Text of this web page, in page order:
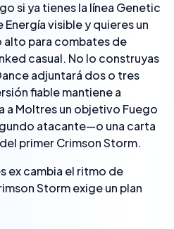
si ya tienes la línea Genetic
visible y quieres un
alto para combates de
casual. No lo construyas
adjuntará dos o tres
fiable mantiene a
a Moltres un objetivo Fuego
atacante—o una carta
primer Crimson Storm.
ex cambia el ritmo de
Storm exige un plan